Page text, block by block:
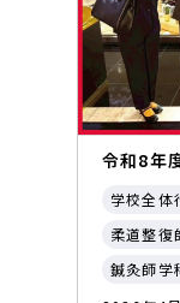
令和8年
学校全体
柔道整復
鍼灸師学